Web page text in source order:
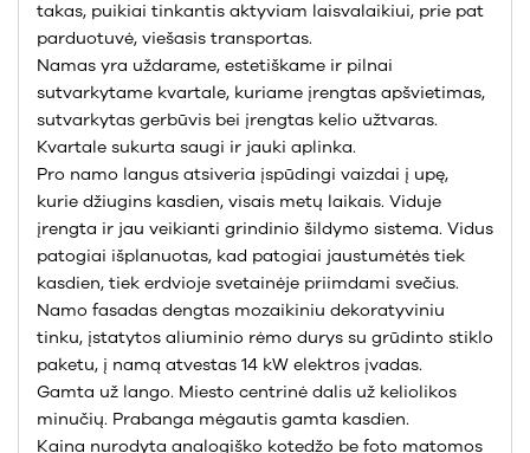
takas, puikiai tinkantis aktyviam laisvalaikiui, prie pat
parduotuvė, viešasis transportas.
Namas yra uždarame, estetiškame ir pilnai
sutvarkytame kvartale, kuriame įrengtas apšvietimas,
sutvarkytas gerbūvis bei įrengtas kelio užtvaras.
Kvartale sukurta saugi ir jauki aplinka.
Pro namo langus atsiveria įspūdingi vaizdai į upę,
kurie džiugins kasdien, visais metų laikais. Viduje
įrengta ir jau veikianti grindinio šildymo sistema. Vidus
patogiai išplanuotas, kad patogiai jaustumėtės tiek
kasdien, tiek erdvioje svetainėje priimdami svečius.
Namo fasadas dengtas mozaikiniu dekoratyviniu
tinku, įstatytos aliuminio rėmo durys su grūdinto stiklo
paketu, į namą atvestas 14 kW elektros įvadas.
Gamta už lango. Miesto centrinė dalis už keliolikos
minučių. Prabanga mėgautis gamta kasdien.
Kaina nurodyta analogiško kotedžo be foto matomos